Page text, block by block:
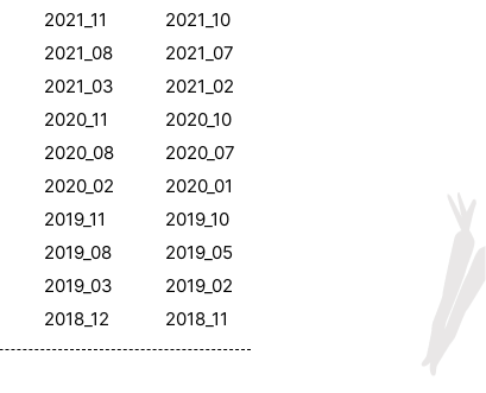
2021_11
2021_10
2021_08
2021_07
2021_03
2021_02
2020_11
2020_10
2020_08
2020_07
2020_02
2020_01
2019_11
2019_10
2019_08
2019_05
2019_03
2019_02
2018_12 2018_11